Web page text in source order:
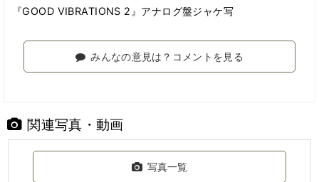
『GOOD VIBRATIONS 2』アナログ盤ジャケ写
みんなの意見は？コメントを見る
関連写真・動画
写真一覧